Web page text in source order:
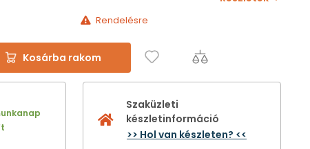
Rendelésre
Kosárba rakom
Szaküzleti
készletinformáció
>> Hol van készleten? <<